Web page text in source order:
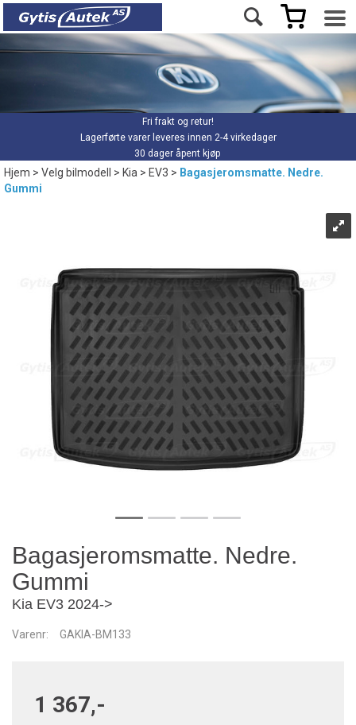
Fri frakt og retur!
Lagerførte varer leveres innen 2-4 virkedager
30 dager åpent kjøp
Hjem>Velg bilmodell >Kia>EV3> Bagasjeromsmatte. Nedre.
Gummi
Bagasjeromsmatte. Nedre.
Gummi
Kia EV3 2024->
Varenr: GAKIA-BM133
1 367,-